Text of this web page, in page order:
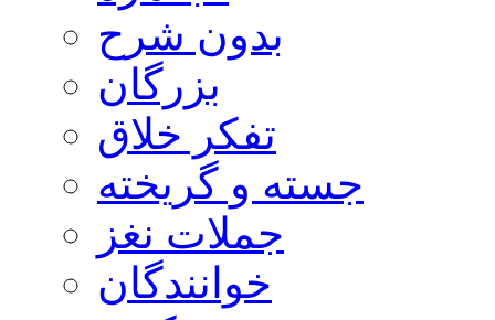
بدون شرح
بزرگان
تفکر خلاق
جسته و گریخته
جملات نغز
خوانندگان